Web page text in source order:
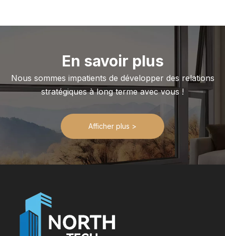
En savoir plus
Nous sommes impatients de développer des relations
stratégiques à long terme avec vous !
Afficher plus >